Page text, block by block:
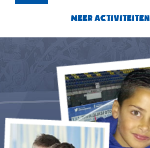
MEER ACTIVITEITEN